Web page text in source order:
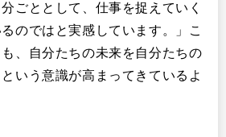
ごととして、仕事を捉えていく
のではと実感しています。」こ
、自分たちの未来を自分たちの
いう意識が高まってきているよ